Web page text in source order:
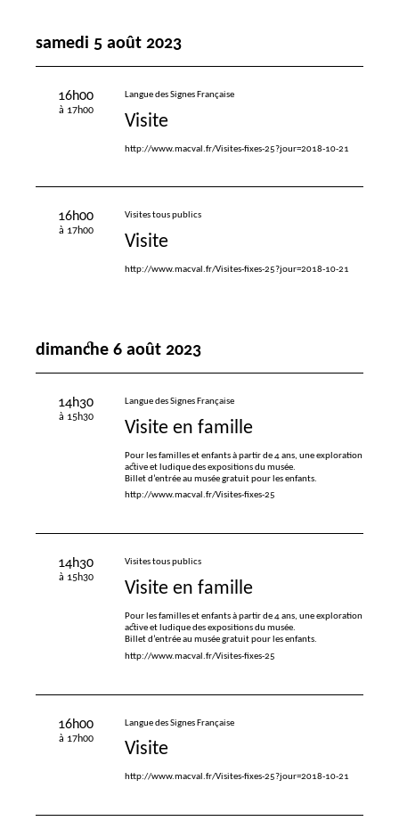
samedi 5 août 2023
16h00
à 17h00
Langue des Signes Française
Visite
http://www.macval.fr/Visites-fixes-25?jour=2018-10-21
16h00
à 17h00
Visites tous publics
Visite
http://www.macval.fr/Visites-fixes-25?jour=2018-10-21
dimanche 6 août 2023
14h30
à 15h30
Langue des Signes Française
Visite en famille
Pour les familles et enfants à partir de 4 ans, une exploration
active et ludique des expositions du musée.
Billet d’entrée au musée gratuit pour les enfants.
http://www.macval.fr/Visites-fixes-25
14h30
à 15h30
Visites tous publics
Visite en famille
Pour les familles et enfants à partir de 4 ans, une exploration
active et ludique des expositions du musée.
Billet d’entrée au musée gratuit pour les enfants.
http://www.macval.fr/Visites-fixes-25
16h00
à 17h00
Langue des Signes Française
Visite
http://www.macval.fr/Visites-fixes-25?jour=2018-10-21